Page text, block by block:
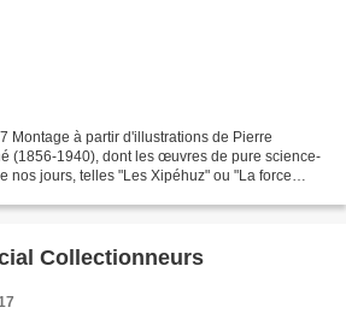
Montage à partir d'illustrations de Pierre
(1856-1940), dont les œuvres de pure science-
nos jours, telles "Les Xipéhuz" ou "La force
Collectionneurs